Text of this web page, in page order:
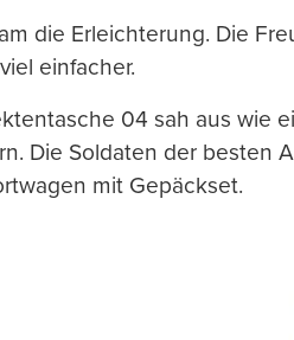
die Erleichterung. Die
einfacher.
04 sah aus wie
Die Soldaten der besten
mit Gepäckset.